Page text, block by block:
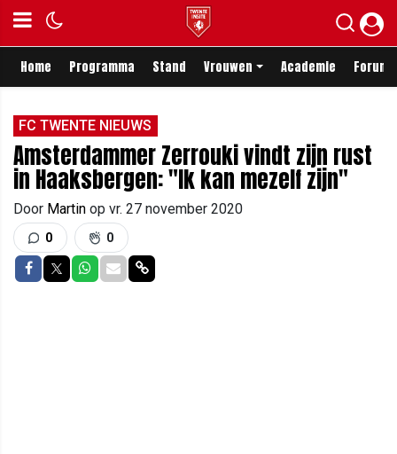
Home Programma Stand Vrouwen Academie Forum
FC TWENTE NIEUWS
Amsterdammer Zerrouki vindt zijn rust
in Haaksbergen: "Ik kan mezelf zijn"
Door Martin op vr. 27 november 2020
0 0
Delen op Facebook
Delen op Twitter
Delen op Whatsapp
Delen via Mail
Delen via link